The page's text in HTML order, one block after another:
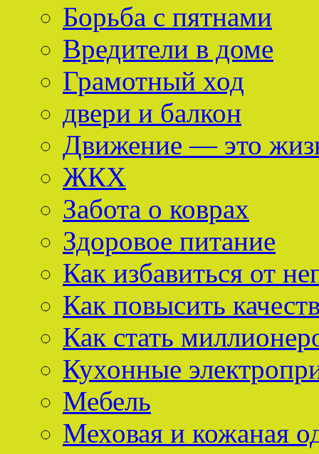
Борьба с пятнами
Вредители в доме
Грамотный ход
двери и балкон
Движение — это
ЖКХ
Забота о коврах
Здоровое питание
Как избавиться от
Как повысить
Как стать
Кухонные
Мебель
Меховая и кожаная